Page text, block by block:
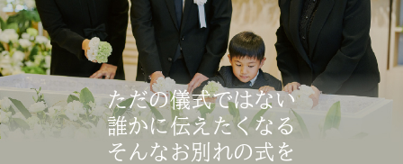
ただの儀式ではない
誰かに伝えたくなる
そんなお別れの式を